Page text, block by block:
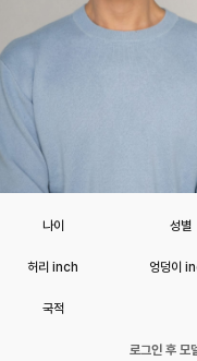
나이 성별
허리 inch 엉덩이
국적
로그인 후 모